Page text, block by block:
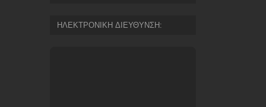
ΗΛΕΚΤΡΟΝΙΚΗ ΔΙΕΥΘΥΝΣΗ